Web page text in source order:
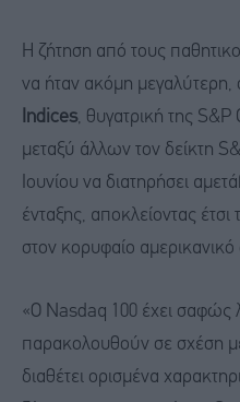
Η ζήτηση από τους
να ήταν ακόμη
Indices, θυγατρική της S&P
μεταξύ άλλων τον δείκτη
Ιουνίου να διατηρήσει
ένταξης, αποκλείοντας
στον κορυφαίο αμερικανικό
«Ο Nasdaq 100 έχει σαφώς
παρακολουθούν σε σχέση
διαθέτει ορισμένα